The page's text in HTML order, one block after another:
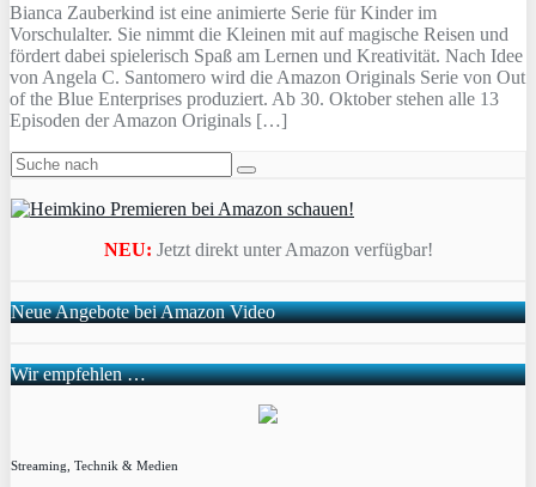
Bianca Zauberkind ist eine animierte Serie für Kinder im
Vorschulalter. Sie nimmt die Kleinen mit auf magische Reisen und
fördert dabei spielerisch Spaß am Lernen und Kreativität. Nach Idee
von Angela C. Santomero wird die Amazon Originals Serie von Out
of the Blue Enterprises produziert. Ab 30. Oktober stehen alle 13
Episoden der Amazon Originals […]
NEU: Jetzt direkt unter Amazon verfügbar!
Neue Angebote bei Amazon Video
Wir empfehlen …
Streaming, Technik & Medien